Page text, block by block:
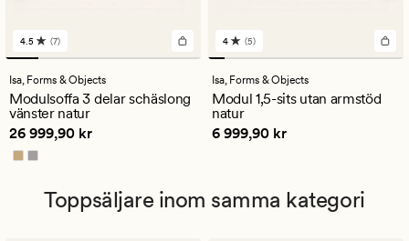
7
omdömen
med
ett
genomsnittligt
betyg
på
4.5
4.5 (7)
Isa, Forms & Objects
Modulsoffa 3 delar schäslong
vänster natur
Pris 26 999,90 kr
26 999,90 kr
5
omdömen
med
ett
genomsnittligt
betyg
på
4 (5)
Isa, Forms & Objects
Modul 1,5-sits utan armstöd
natur
Pris 6 999,90 kr
6 999,90 kr
Toppsäljare inom samma kategori